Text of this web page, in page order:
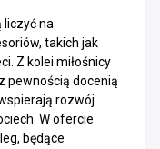
liczyć na
takich jak
Z kolei miłośnicy
pewnością docenią
rozwój
W ofercie
będące